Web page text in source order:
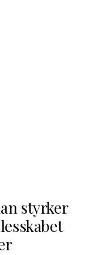
styrker